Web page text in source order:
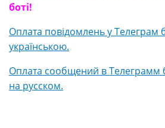
боті!
Оплата повідомлень у Телеграм
українською.
Оплата сообщений в Телеграмм
на русском.